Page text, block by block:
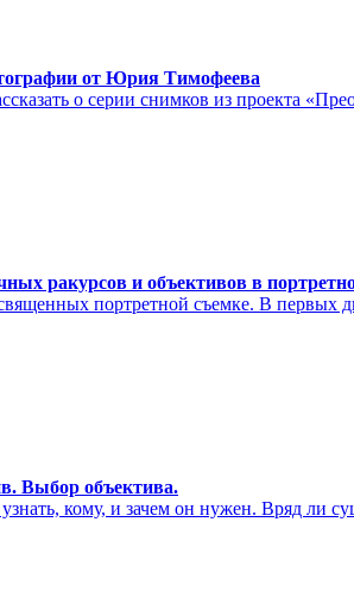
от Юрия Тимофеева
о серии снимков из проекта
ракурсов и объективов в
портретной съемке. В первых
Выбор объектива.
кому, и зачем он нужен. Вряд ли